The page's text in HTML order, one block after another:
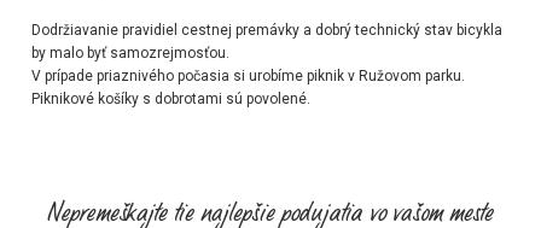
Dodržiavanie pravidiel cestnej premávky a dobrý technický stav bicykla
by malo byť samozrejmosťou.
V prípade priaznivého počasia si urobíme piknik v Ružovom parku.
Piknikové košíky s dobrotami sú povolené.